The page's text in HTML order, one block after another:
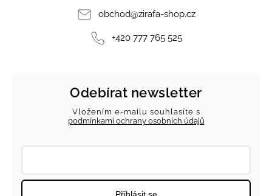
obchod@zirafa-shop.cz
+420 777 765 525
Odebírat newsletter
Vložením e-mailu souhlasíte s
podmínkami ochrany osobních údajů